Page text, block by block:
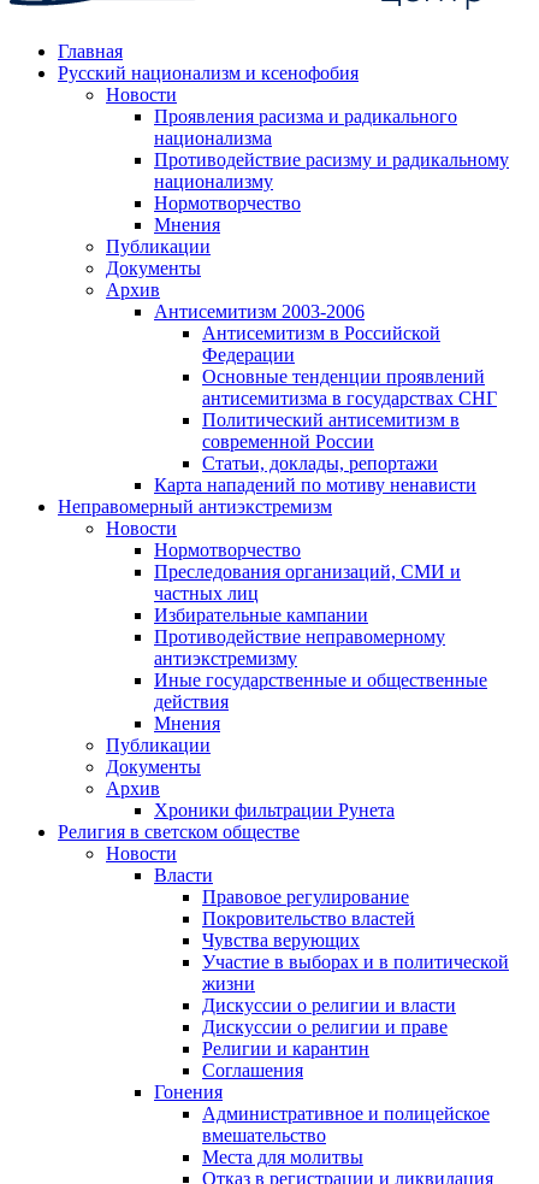
Главная
Русский национализм и ксенофобия
Новости
Проявления расизма и радикального
национализма
Противодействие расизму и радикальному
национализму
Нормотворчество
Мнения
Публикации
Документы
Архив
Антисемитизм 2003-2006
Антисемитизм в Российской
Федерации
Основные тенденции проявлений
антисемитизма в государствах СНГ
Политический антисемитизм в
современной России
Статьи, доклады, репортажи
Карта нападений по мотиву ненависти
Неправомерный антиэкстремизм
Новости
Нормотворчество
Преследования организаций, СМИ и
частных лиц
Избирательные кампании
Противодействие неправомерному
антиэкстремизму
Иные государственные и общественные
действия
Мнения
Публикации
Документы
Архив
Хроники фильтрации Рунета
Религия в светском обществе
Новости
Власти
Правовое регулирование
Покровительство властей
Чувства верующих
Участие в выборах и в политической
жизни
Дискуссии о религии и власти
Дискуссии о религии и праве
Религии и карантин
Соглашения
Гонения
Административное и полицейское
вмешательство
Места для молитвы
Отказ в регистрации и ликвидация